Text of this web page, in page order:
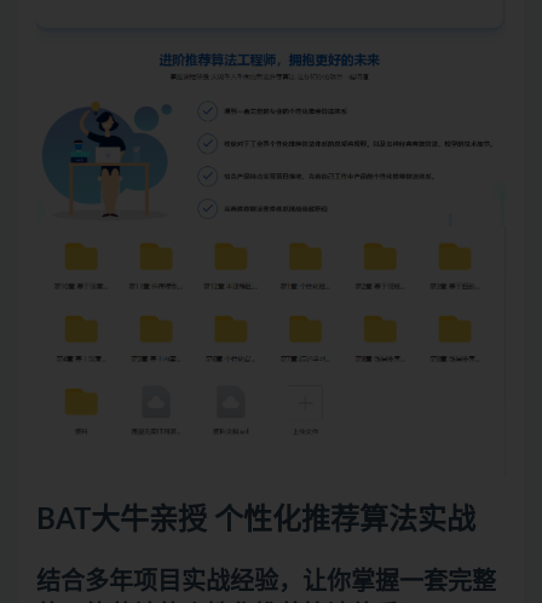
BAT大牛亲授 个性化推荐算法实战
结合多年项目实战经验，让你掌握一套完整